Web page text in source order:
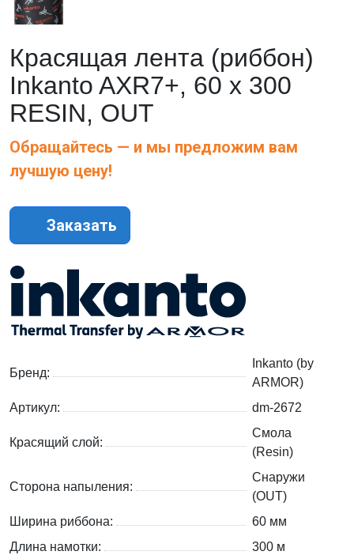
Красящая лента (риббон)
Inkanto AXR7+, 60 х 300
RESIN, OUT
Обращайтесь — и мы предложим вам
лучшую цену!
Заказать
Бренд:
Inkanto (by
ARMOR)
Артикул:
dm-2672
Красящий слой:
Смола
(Resin)
Сторона напыления:
Снаружи
(OUT)
Ширина риббона:
60 мм
Длина намотки:
300 м